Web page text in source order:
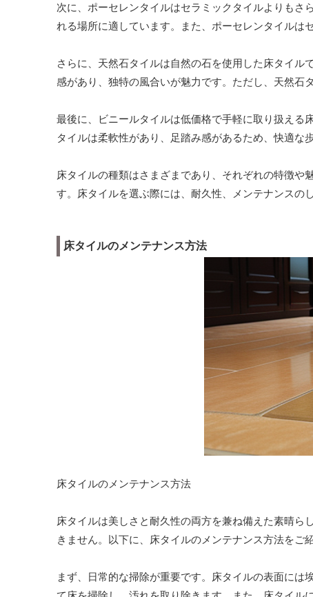
次に、ポーセレンタイルはセラミックタイルよりもさ
れる場所に適しています。また、ポーセレンタイルは
さらに、天然石タイルは自然の石を使用した床タイル
感があり、独特の風合いが魅力です。ただし、天然石
最後に、ビニールタイルは低価格で手軽に取り扱える
タイルは柔軟性があり、足踏み感があるため、快適な
床タイルの種類はさまざまであり、それぞれの特徴
す。床タイルを選ぶ際には、耐久性、メンテナンスの
床タイルのメンテナンス方法
床タイルのメンテナンス方法
床タイルは美しさと耐久性の両方を兼ね備えた素晴
きません。以下に、床タイルのメンテナンス方法をご
まず、日常的な掃除が重要です。床タイルの表面に